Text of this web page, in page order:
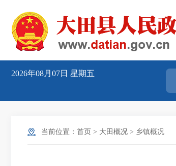
2026年08月07日 星期五
当前位置： 首页 > 大田概况 > 乡镇概况